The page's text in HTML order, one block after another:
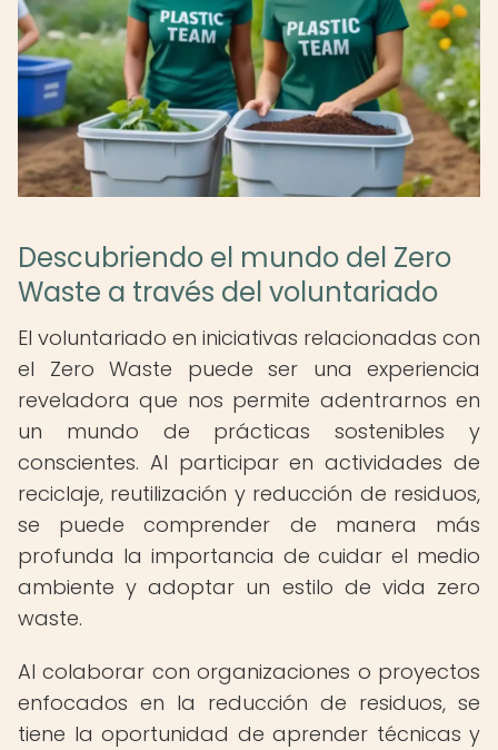
Descubriendo el mundo del Zero
Waste a través del voluntariado
El voluntariado en iniciativas relacionadas con
el Zero Waste puede ser una experiencia
reveladora que nos permite adentrarnos en
un mundo de prácticas sostenibles y
conscientes. Al participar en actividades de
reciclaje, reutilización y reducción de residuos,
se puede comprender de manera más
profunda la importancia de cuidar el medio
ambiente y adoptar un estilo de vida zero
waste.
Al colaborar con organizaciones o proyectos
enfocados en la reducción de residuos, se
tiene la oportunidad de aprender técnicas y